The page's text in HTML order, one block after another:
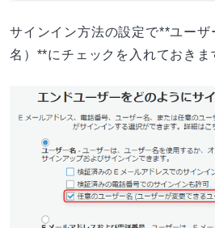
サインイン方法の設定で**ユー
名）**にチェックを入れておきま